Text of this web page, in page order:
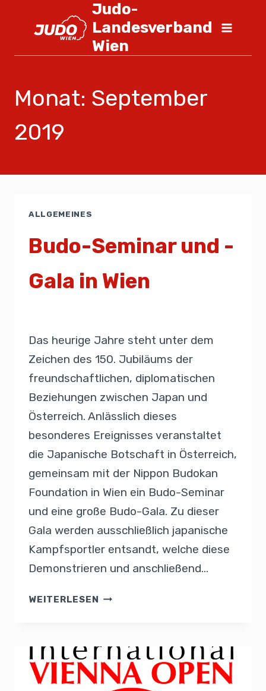
Judo-
Landesverband
Wien
Monat: September
2019
ALLGEMEINES
Budo-Seminar und -
Gala in Wien
Das heurige Jahre steht unter dem
Zeichen des 150. Jubiläums der
freundschaftlichen, diplomatischen
Beziehungen zwischen Japan und
Österreich. Anlässlich dieses
besonderes Ereignisses veranstaltet
die Japanische Botschaft in Österreich,
gemeinsam mit der Nippon Budokan
Foundation in Wien ein Budo-Seminar
und eine große Budo-Gala. Zu dieser
Gala werden ausschließlich japanische
Kampfsportler entsandt, welche diese
Demonstrieren und anschließend…
WEITERLESEN